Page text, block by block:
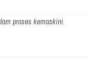
proses kemaskini.